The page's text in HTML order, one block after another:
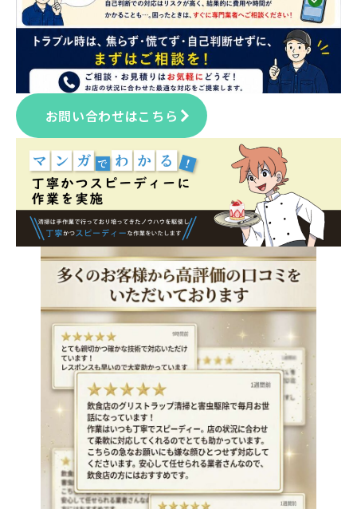
お問い合わせはこちら